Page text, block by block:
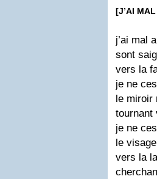
[J’AI
j’ai mal
sont
vers la
je ne
le miroir
tournant
je ne
le
vers la